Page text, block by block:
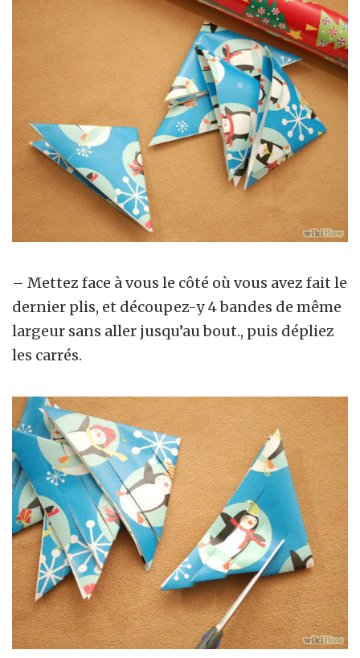
– Mettez face à vous le côté où vous avez fait le
dernier plis, et découpez-y 4 bandes de même
largeur sans aller jusqu’au bout., puis dépliez
les carrés.